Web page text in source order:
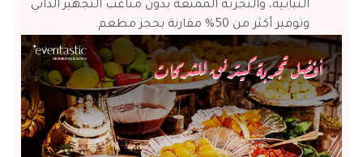
النباتية، والتجربة الممتعة بدون متاعب التجهيز الذاتي
وتوفير أكثر من 50% مقارنة بحجز مطعم.